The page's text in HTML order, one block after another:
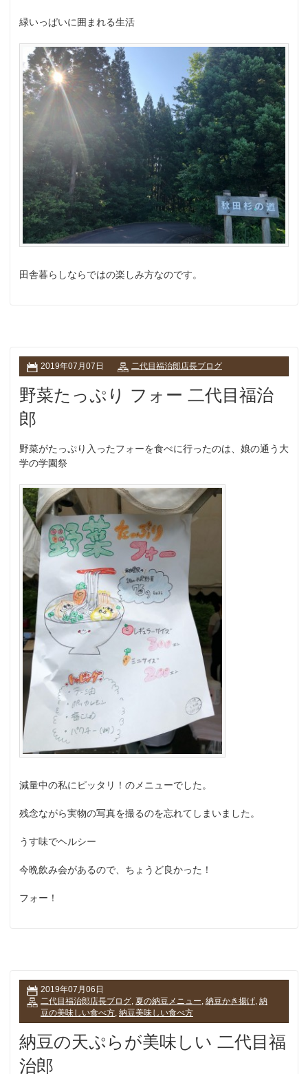
緑いっぱいに囲まれる生活
田舎暮らしならではの楽しみ方なのです。
2019年07月07日 二代目福治郎店長ブログ
野菜たっぷり フォー 二代目福治
郎
野菜がたっぷり入ったフォーを食べに行ったのは、娘の通う大
学の学園祭
減量中の私にピッタリ！のメニューでした。
残念ながら実物の写真を撮るのを忘れてしまいました。
うす味でヘルシー
今晩飲み会があるので、ちょうど良かった！
フォー！
2019年07月06日
二代目福治郎店長ブログ, 夏の納豆メニュー, 納豆かき揚げ, 納
豆の美味しい食べ方, 納豆美味しい食べ方
納豆の天ぷらが美味しい 二代目福
治郎